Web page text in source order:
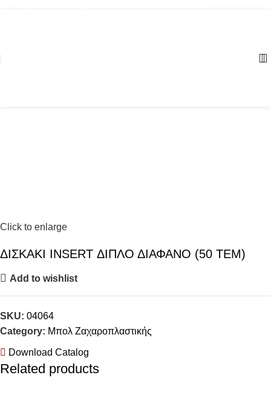
Click to enlarge
ΔΙΣΚΑΚΙ INSERT ΔΙΠΛΟ ΔΙΑΦΑΝΟ (50 ΤΕΜ)
Add to wishlist
SKU: 04064
Category: Μπολ Ζαχαροπλαστικής
Download Catalog
Related products